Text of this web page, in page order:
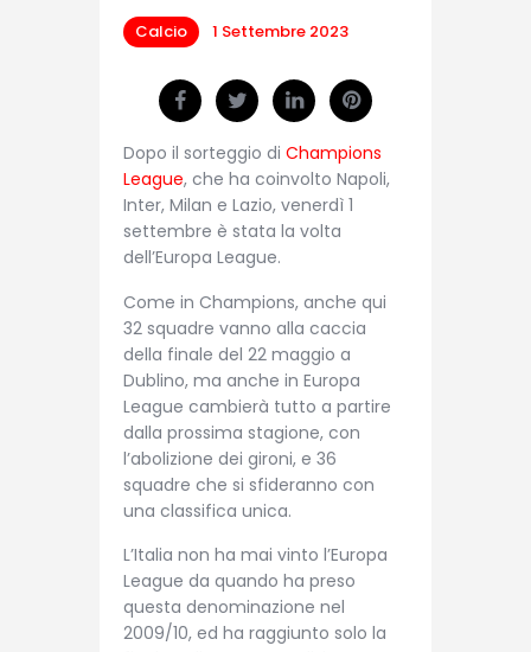
Calcio 1 Settembre 2023
Dopo il sorteggio di Champions
League, che ha coinvolto Napoli,
Inter, Milan e Lazio, venerdì 1
settembre è stata la volta
dell’Europa League.
Come in Champions, anche qui
32 squadre vanno alla caccia
della finale del 22 maggio a
Dublino, ma anche in Europa
League cambierà tutto a partire
dalla prossima stagione, con
l’abolizione dei gironi, e 36
squadre che si sfideranno con
una classifica unica.
L’Italia non ha mai vinto l’Europa
League da quando ha preso
questa denominazione nel
2009/10, ed ha raggiunto solo la